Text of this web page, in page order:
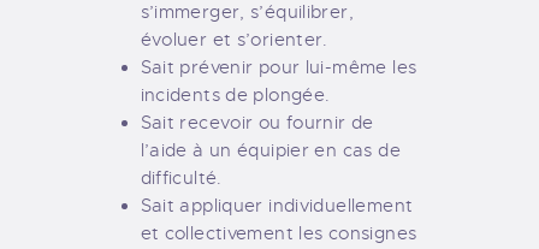
s’immerger, s’équilibrer,
évoluer et s’orienter.
Sait prévenir pour lui-même les
incidents de plongée.
Sait recevoir ou fournir de
l’aide à un équipier en cas de
difficulté.
Sait appliquer individuellement
et collectivement les consignes